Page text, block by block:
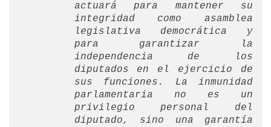
actuará para mantener su
integridad como asamblea
legislativa democrática y
para garantizar la
independencia de los
diputados en el ejercicio de
sus funciones. La inmunidad
parlamentaria no es un
privilegio personal del
diputado, sino una garantía